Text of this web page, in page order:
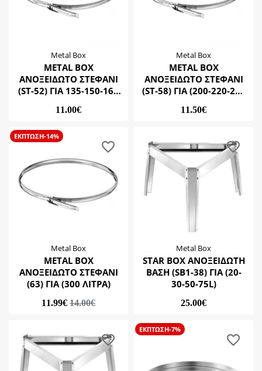
Metal Box
METAL BOX
ΑΝΟΞΕΙΔΩΤΟ ΣΤΕΦΑΝΙ
(ST-52) ΓΙΑ 135-150-165
11.00€
Metal Box
METAL BOX
ΑΝΟΞΕΙΔΩΤΟ ΣΤΕΦΑΝΙ
(ST-58) ΓΙΑ (200-220-250
11.50€
ΕΚΠΤΩΣΗ-14%
Metal Box
METAL BOX
ΑΝΟΞΕΙΔΩΤΟ ΣΤΕΦΑΝΙ
(63) ΓΙΑ (300 ΛΙΤΡΑ)
11.99€ 14.00€
Metal Box
STAR BOX ΑΝΟΞΕΙΔΩΤΗ
ΒΑΣΗ (SB1-38) ΓΙΑ (20-
30-50-75L)
25.00€
ΕΚΠΤΩΣΗ-7%